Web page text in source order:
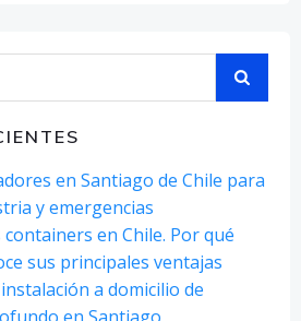
en Santiago de Chile para
y emergencias
en Chile. Por qué
sus principales ventajas
a domicilio de